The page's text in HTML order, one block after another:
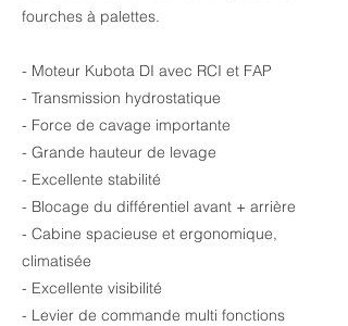
fourches à palettes.
- Moteur Kubota DI avec RCI et FAP
- Transmission hydrostatique
- Force de cavage importante
- Grande hauteur de levage
- Excellente stabilité
- Blocage du différentiel avant + arrière
- Cabine spacieuse et ergonomique,
climatisée
- Excellente visibilité
- Levier de commande multi fonctions